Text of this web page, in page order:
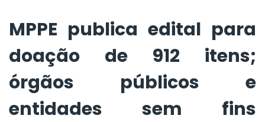
para receber
materiais
MPPE publica edital para
doação de 912 itens;
órgãos públicos e
entidades sem fins